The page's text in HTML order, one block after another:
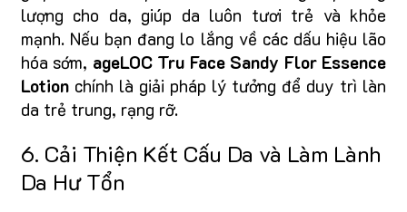
lượng cho da, giúp da luôn tươi trẻ và khỏe
mạnh. Nếu bạn đang lo lắng về các dấu hiệu lão
hóa sớm, ageLOC Tru Face Sandy Flor Essence
Lotion chính là giải pháp lý tưởng để duy trì làn
da trẻ trung, rạng rỡ.
6. Cải Thiện Kết Cấu Da và Làm Lành
Da Hư Tổn